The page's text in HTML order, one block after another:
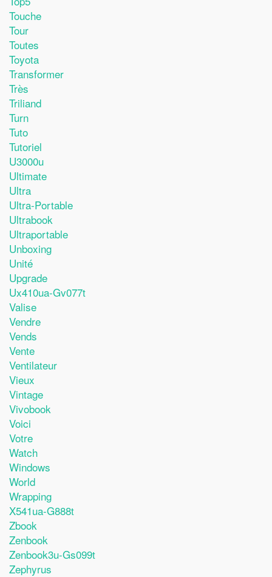
Touche
Tour
Toutes
Toyota
Transformer
Très
Triliand
Turn
Tuto
Tutoriel
U3000u
Ultimate
Ultra
Ultra-Portable
Ultrabook
Ultraportable
Unboxing
Unité
Upgrade
Ux410ua-Gv077t
Valise
Vendre
Vends
Vente
Ventilateur
Vieux
Vintage
Vivobook
Voici
Votre
Watch
Windows
World
Wrapping
X541ua-G888t
Zbook
Zenbook
Zenbook3u-Gs099t
Zephyrus